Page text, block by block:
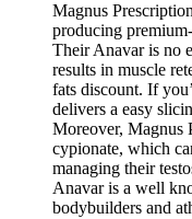
Magnus
producing
Their Anavar is no
results in muscle
fats discount. If
delivers a easy
Moreover, Magnus
cypionate, which
managing their
Anavar is a well
bodybuilders and